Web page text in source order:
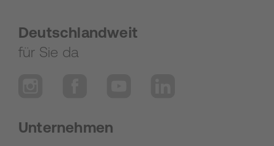
Deutschlandweit
für Sie da
Unternehmen